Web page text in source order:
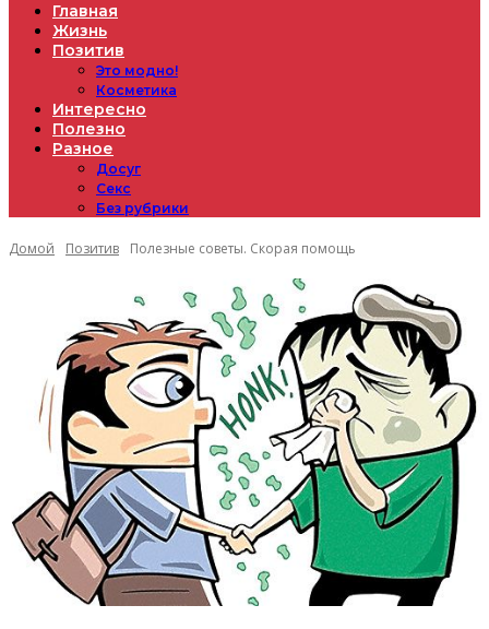
Главная
Жизнь
Позитив
Это модно!
Косметика
Интересно
Полезно
Разное
Досуг
Секс
Без рубрики
Домой Позитив Полезные советы. Скорая помощь